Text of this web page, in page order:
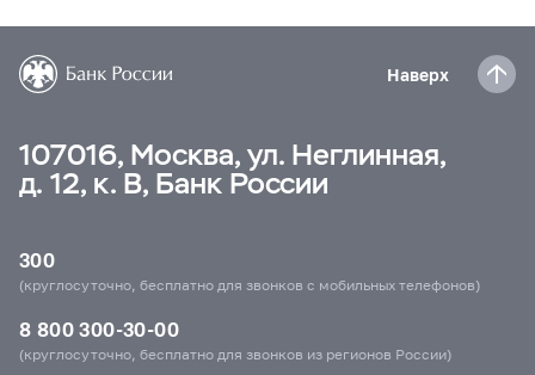
Наверх
107016, Москва, ул. Неглинная,
д. 12, к. В, Банк России
300
(круглосуточно, бесплатно для звонков с мобильных телефонов)
8 800 300-30-00
(круглосуточно, бесплатно для звонков из регионов России)